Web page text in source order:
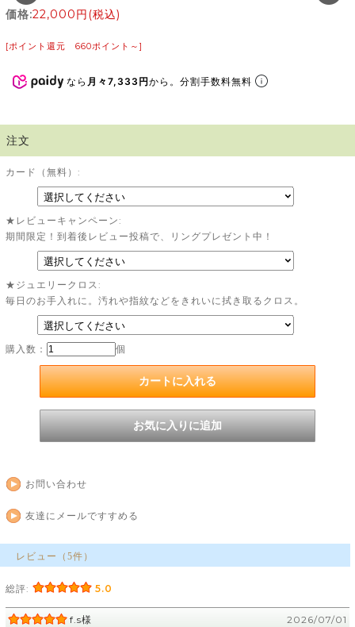
価格:22,000円 (税込)
[ポイント還元 660ポイント～]
なら 月々7,333円から。分割手数料無料
注文
カード（無料）:
★レビューキャンペーン:
期間限定！到着後レビュー投稿で、リングプレゼント中！
★ジュエリークロス:
毎日のお手入れに。汚れや指紋などをきれいに拭き取るクロス。
購入数： 個
お問い合わせ
友達にメールですすめる
レビュー（5件）
総評: 5.0
f.s様
2026/07/01